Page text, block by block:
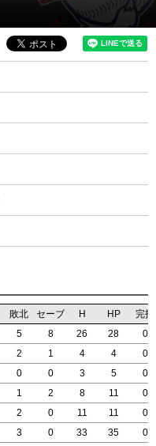
敗北 セーブ H HP
完投
5 8 26 28
0
2 1 4 4
0
0 0 3 5
0
1 2 8 11
0
2 0 11 11
0
3 0 33 35
0
敗北 セーブ H HP
完投
5 8 26 28
0
2 1 4 4
0
0 0 3 5
0
1 2 8 11
0
2 0 11 11
0
3 0 33 35
0
敗北 セーブ H HP
完投
5 8 26 28
0
2 1 4 4
0
0 0 3 5
0
1 2 8 11
0
2 0 11 11
0
3 0 33 35
0
敗北 セーブ H HP
完投
5 8 26 28
0
2 1 4 4
0
0 0 3 5
0
1 2 8 11
0
2 0 11 11
0
3 0 33 35
0